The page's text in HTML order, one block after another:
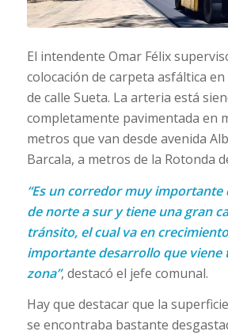
El intendente Omar Félix
colocación de carpeta asfáltica
de calle Sueta. La arteria está
completamente pavimentada en
metros que van desde avenida
Barcala, a metros de la Rotonda
“Es un corredor muy importante
de norte a sur y tiene una gran
tránsito, el cual va en
importante desarrollo que viene
zona”, destacó el jefe comunal.
Hay que destacar que la
se encontraba bastante